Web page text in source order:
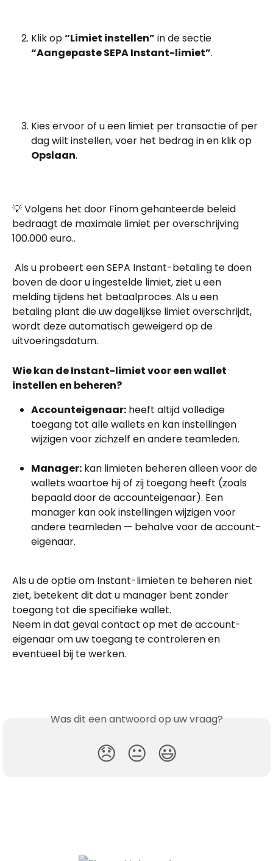
Klik op “Limiet instellen” in de sectie
“Aangepaste SEPA Instant-limiet”.
Kies ervoor of u een limiet per transactie of per
dag wilt instellen, voer het bedrag in en klik op
Opslaan.
💡 Volgens het door Finom gehanteerde beleid
bedraagt de maximale limiet per overschrijving
100.000 euro..
boven de door u ingestelde limiet, ziet u een
melding tijdens het betaalproces. Als u een
betaling plant die uw dagelijkse limiet overschrijdt,
wordt deze automatisch geweigerd op de
uitvoeringsdatum.
Wie kan de Instant-limiet voor een wallet
instellen en beheren?
Accounteigenaar: heeft altijd volledige
toegang tot alle wallets en kan instellingen
wijzigen voor zichzelf en andere teamleden.
Manager: kan limieten beheren alleen voor de
wallets waartoe hij of zij toegang heeft (zoals
bepaald door de account­eigenaar). Een
manager kan ook instellingen wijzigen voor
andere teamleden — behalve voor de account­
eigenaar.
Als u de optie om Instant-limieten te beheren niet
ziet, betekent dit dat u manager bent zonder
toegang tot die specifieke wallet.
Neem in dat geval contact op met de account­
eigenaar om uw toegang te controleren en
eventueel bij te werken.
Was dit een antwoord op uw vraag?
😞 😐 😃